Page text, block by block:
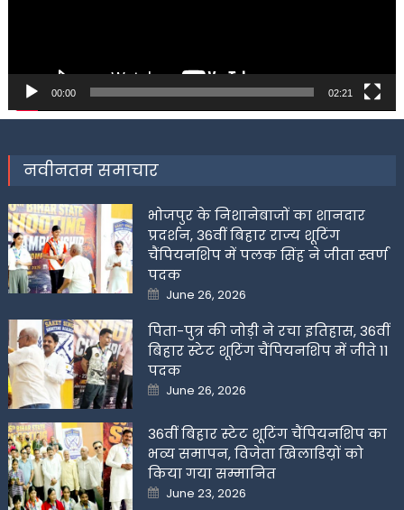
00:00 02:21
नवीनतम समाचार
भोजपुर के निशानेबाजों का शानदार
प्रदर्शन, 36वीं बिहार राज्य शूटिंग
चैंपियनशिप में पलक सिंह ने जीता स्वर्ण
पदक
Posted
on
June 26, 2026
पिता-पुत्र की जोड़ी ने रचा इतिहास, 36वीं
बिहार स्टेट शूटिंग चैंपियनशिप में जीते 11
पदक
Posted
on
June 26, 2026
36वीं बिहार स्टेट शूटिंग चैंपियनशिप का
भव्य समापन, विजेता खिलाडिय़ों को
किया गया सम्मानित
Posted
on
June 23, 2026